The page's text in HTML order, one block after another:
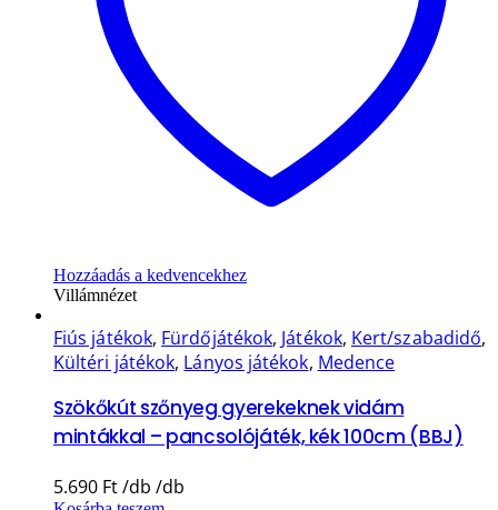
Hozzáadás a kedvencekhez
Villámnézet
Fiús játékok, Fürdőjátékok, Játékok, Kert/szabadidő,
Kültéri játékok, Lányos játékok, Medence
Szökőkút szőnyeg gyerekeknek vidám
mintákkal – pancsolójáték, kék 100cm (BBJ)
5.690 Ft